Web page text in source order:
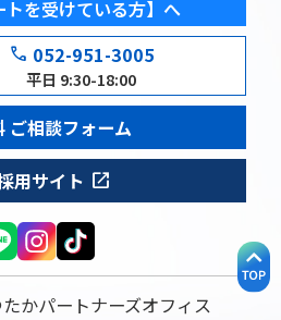
トを受けている方】へ
phone 052-951-3005
平日 9:30-18:00
ご相談フォーム
用サイト open_in_new
かパートナーズオフィス